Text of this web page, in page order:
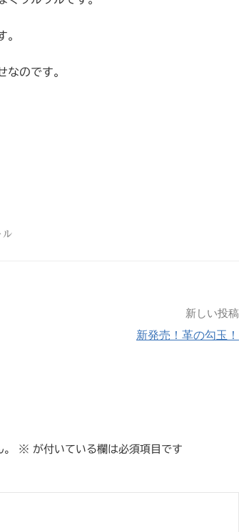
。
なのです。
ル
新しい投稿
新発売！革の勾玉！
※ が付いている欄は必須項目です